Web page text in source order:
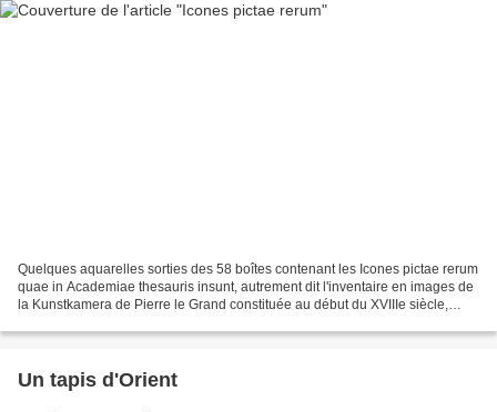
Quelques aquarelles sorties des 58 boîtes contenant les Icones pictae rerum
quae in Academiae thesauris insunt, autrement dit l'inventaire en images de
la Kunstkamera de Pierre le Grand constituée au début du XVIIIe siècle,
Un tapis d'Orient